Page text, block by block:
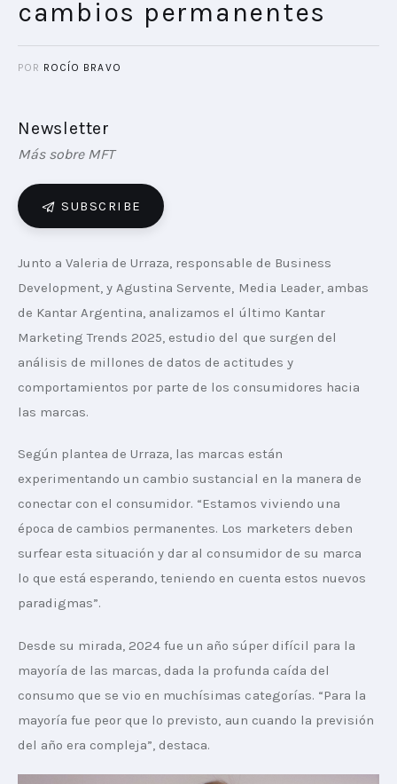
cambios permanentes
POR ROCÍO BRAVO
Newsletter
Más sobre MFT
SUBSCRIBE
Junto a Valeria de Urraza, responsable de Business
Development, y Agustina Servente, Media Leader, ambas
de Kantar Argentina, analizamos el último Kantar
Marketing Trends 2025, estudio del que surgen del
análisis de millones de datos de actitudes y
comportamientos por parte de los consumidores hacia
las marcas.
Según plantea de Urraza, las marcas están
experimentando un cambio sustancial en la manera de
conectar con el consumidor. “Estamos viviendo una
época de cambios permanentes. Los marketers deben
surfear esta situación y dar al consumidor de su marca
lo que está esperando, teniendo en cuenta estos nuevos
paradigmas”.
Desde su mirada, 2024 fue un año súper difícil para la
mayoría de las marcas, dada la profunda caída del
consumo que se vio en muchísimas categorías. “Para la
mayoría fue peor que lo previsto, aun cuando la previsión
del año era compleja”, destaca.